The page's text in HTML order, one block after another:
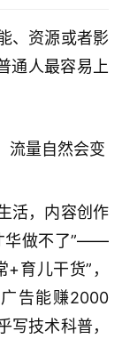
、资源或者影
通人最容易上
流量自然会变
活，内容创作
华做不了”——
育儿干货”，
告能赚2000
写技术科普，